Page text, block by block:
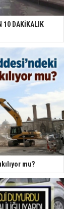
10 DAKİKALIK
mu?